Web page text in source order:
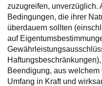
zuzugreifen, unverzüglich.
Bedingungen, die ihrer
überdauern sollten
auf
Beendigung, aus
Umfang in Kraft und